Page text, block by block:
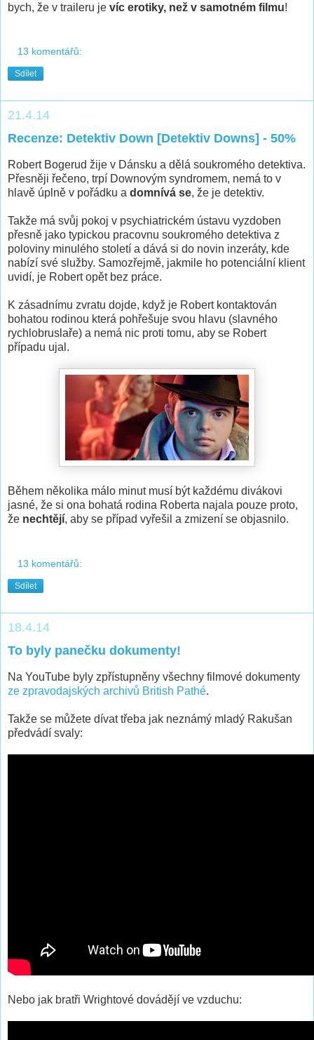
bych, že v traileru je víc erotiky, než v samotném filmu!
13 komentářů:
Sdílet
21.4.14
Recenze: Detektiv Down [Detektiv Downs] - 50%
Robert Bogerud žije v Dánsku a dělá soukromého detektiva.
Přesněji řečeno, trpí Downovým syndromem, nemá to v
hlavě úplně v pořádku a domnívá se, že je detektiv.
Takže má svůj pokoj v psychiatrickém ústavu vyzdoben
přesně jako typickou pracovnu soukromého detektiva z
poloviny minulého století a dává si do novin inzeráty, kde
nabízí své služby. Samozřejmě, jakmile ho potenciální klient
uvidí, je Robert opět bez práce.
K zásadnímu zvratu dojde, když je Robert kontaktován
bohatou rodinou která pohřešuje svou hlavu (slavného
rychlobruslaře) a nemá nic proti tomu, aby se Robert
případu ujal.
Během několika málo minut musí být každému divákovi
jasné, že si ona bohatá rodina Roberta najala pouze proto,
že nechtějí, aby se případ vyřešil a zmizení se objasnilo.
13 komentářů:
Sdílet
18.4.14
To byly panečku dokumenty!
Na YouTube byly zpřístupněny všechny filmové dokumenty
ze zpravodajských archivů British Pathé.
Takže se můžete dívat třeba jak neznámý mladý Rakušan
předvádí svaly:
Nebo jak bratři Wrightové dovádějí ve vzduchu: